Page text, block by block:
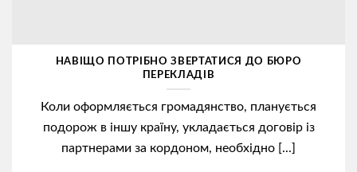
НАВІЩО ПОТРІБНО ЗВЕРТАТИСЯ ДО БЮРО
ПЕРЕКЛАДІВ
Коли оформляється громадянство, планується
подорож в іншу країну, укладається договір із
партнерами за кордоном, необхідно [...]